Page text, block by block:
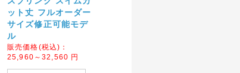
ット丈 フルオーダー
サイズ修正可能モデ
ル
販売価格(税込)：
25,960～32,560 円